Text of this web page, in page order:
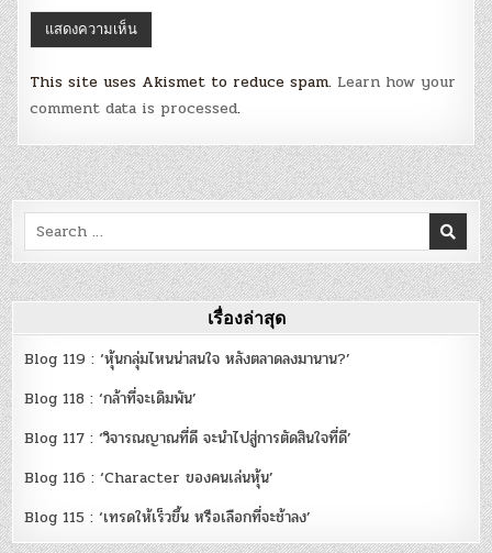
This site uses Akismet to reduce spam. Learn how your
comment data is processed.
Search
for:
เรื่องล่าสุด
Blog 119 : ‘หุ้นกลุ่มไหนน่าสนใจ หลังตลาดลงมานาน?’
Blog 118 : ‘กล้าที่จะเดิมพัน’
Blog 117 : ‘วิจารณญาณที่ดี จะนำไปสู่การตัดสินใจที่ดี’
Blog 116 : ‘Character ของคนเล่นหุ้น’
Blog 115 : ‘เทรดให้เร็วขึ้น หรือเลือกที่จะช้าลง’